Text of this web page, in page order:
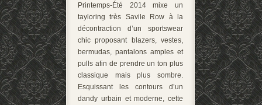
Printemps-Été 2014 mixe un
tayloring très Savile Row à la
décontraction d’un sportswear
chic proposant blazers, vestes,
bermudas, pantalons amples et
pulls afin de prendre un ton plus
classique mais plus sombre.
Esquissant les contours d’un
dandy urbain et moderne, cette